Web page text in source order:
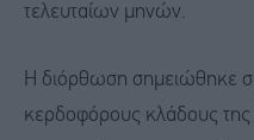
τελευταίων μηνών.
Η διόρθωση σημειώθηκε
κερδοφόρους κλάδους